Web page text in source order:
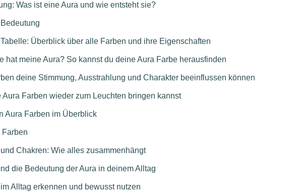
Was ist eine Aura und wie entsteht sie?
Überblick über alle Farben und ihre Eigenschaften
hat meine Aura? So kannst du deine Aura Farbe herausfinden
deine Stimmung, Ausstrahlung und Charakter beeinflussen können
Aura Farben wieder zum Leuchten bringen kannst
Aura Farben im Überblick
Farben
Chakren: Wie alles zusammenhängt
die Bedeutung der Aura in deinem Alltag
Alltag erkennen und bewusst nutzen